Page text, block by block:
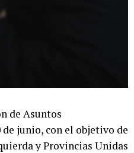
de Asuntos
junio, con el objetivo de
y Provincias Unidas